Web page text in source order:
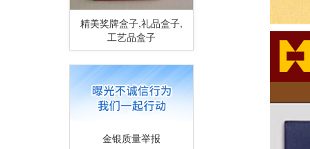
精美奖牌盒子,礼品盒子,
工艺品盒子
金银质量举报